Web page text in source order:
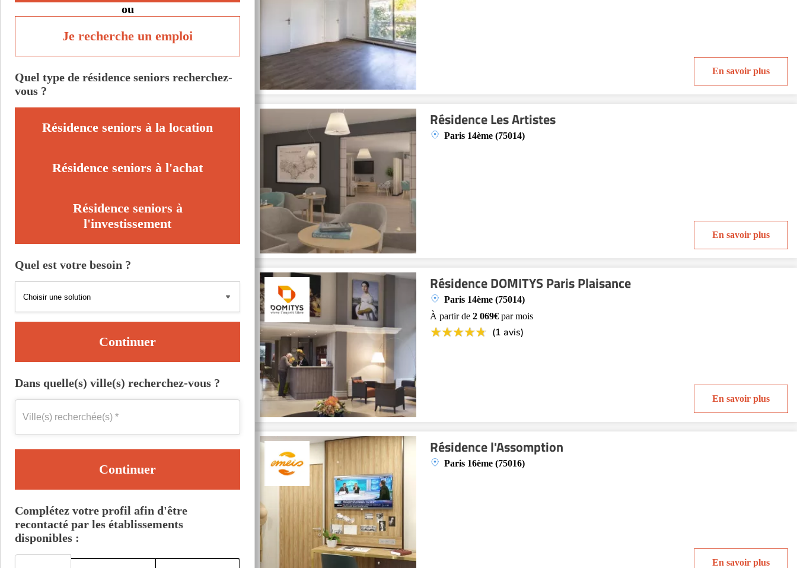
En savoir plus
Résidence Les Artistes
Paris 14ème (75014)
En savoir plus
Résidence DOMITYS Paris Plaisance
Paris 14ème (75014)
À partir de 2 069€ par mois
(1 avis)
En savoir plus
Résidence l'Assomption
Paris 16ème (75016)
En savoir plus
ou
Je recherche un emploi
Quel type de résidence seniors recherchez-
vous ?
Résidence seniors à la location
Résidence seniors à l'achat
Résidence seniors à
l'investissement
Quel est votre besoin ?
Continuer
Dans quelle(s) ville(s) recherchez-vous ?
Continuer
Complétez votre profil afin d'être
recontacté par les établissements
disponibles :